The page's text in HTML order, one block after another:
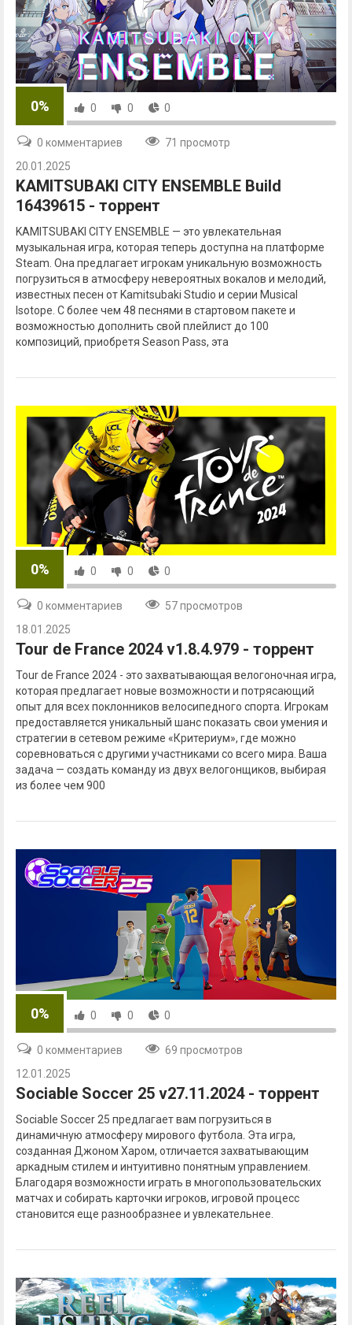
0% 0 0 0
0 комментариев
71 просмотр
20.01.2025
KAMITSUBAKI CITY ENSEMBLE Build
16439615 - торрент
KAMITSUBAKI CITY ENSEMBLE — это увлекательная
музыкальная игра, которая теперь доступна на платформе
Steam. Она предлагает игрокам уникальную возможность
погрузиться в атмосферу невероятных вокалов и мелодий,
известных песен от Kamitsubaki Studio и серии Musical
Isotope. С более чем 48 песнями в стартовом пакете и
возможностью дополнить свой плейлист до 100
композиций, приобретя Season Pass, эта
0% 0 0 0
0 комментариев
57 просмотров
18.01.2025
Tour de France 2024 v1.8.4.979 - торрент
Tour de France 2024 - это захватывающая велогоночная игра,
которая предлагает новые возможности и потрясающий
опыт для всех поклонников велосипедного спорта. Игрокам
предоставляется уникальный шанс показать свои умения и
стратегии в сетевом режиме «Критериум», где можно
соревноваться с другими участниками со всего мира. Ваша
задача — создать команду из двух велогонщиков, выбирая
из более чем 900
0% 0 0 0
0 комментариев
69 просмотров
12.01.2025
Sociable Soccer 25 v27.11.2024 - торрент
Sociable Soccer 25 предлагает вам погрузиться в
динамичную атмосферу мирового футбола. Эта игра,
созданная Джоном Харом, отличается захватывающим
аркадным стилем и интуитивно понятным управлением.
Благодаря возможности играть в многопользовательских
матчах и собирать карточки игроков, игровой процесс
становится еще разнообразнее и увлекательнее.